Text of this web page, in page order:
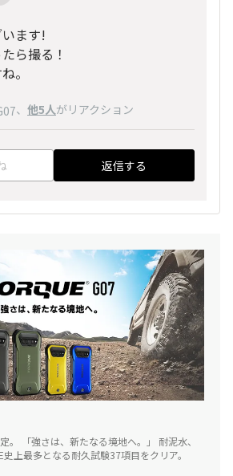
ます!
ら撮る！
。
、 他5人がリアクション
返信する
。 「強さは、新たなる境地へ。」 耐泥水、
上最多となる耐久試験37項目をクリア。